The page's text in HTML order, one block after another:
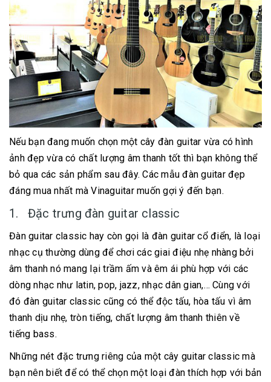
Nếu bạn đang muốn chọn một cây đàn guitar vừa có hình
ảnh đẹp vừa có chất lượng âm thanh tốt thì bạn không thể
bỏ qua các sản phẩm sau đây. Các mẫu đàn guitar đẹp
đáng mua nhất mà Vinaguitar muốn gợi ý đến bạn.
1. Đặc trưng đàn guitar classic
Đàn guitar classic hay còn gọi là đàn guitar cổ điển, là loại
nhạc cụ thường dùng để chơi các giai điệu nhẹ nhàng bởi
âm thanh nó mang lại trầm ấm và êm ái phù hợp với các
dòng nhạc như latin, pop, jazz, nhạc dân gian,… Cùng với
đó đàn guitar classic cũng có thể độc tấu, hòa tấu vì âm
thanh dịu nhẹ, tròn tiếng, chất lượng âm thanh thiên về
tiếng bass.
Những nét đặc trưng riêng của một cây guitar classic mà
bạn nên biết để có thể chọn một loại đàn thích hợp với bản